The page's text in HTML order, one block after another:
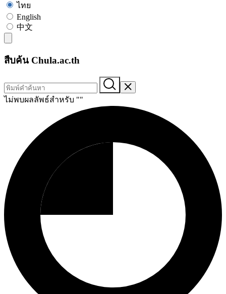
ไทย
English
中文
สืบค้น Chula.ac.th
ไม่พบผลลัพธ์สำหรับ ""